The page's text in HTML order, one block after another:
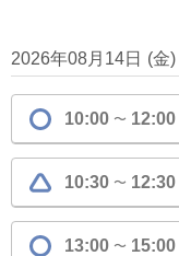
2026年08月14日 (金)
10:00 〜 12:00
10:30 〜 12:30
13:00 〜 15:00